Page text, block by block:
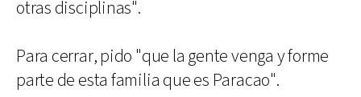
otras disciplinas".
Para cerrar, pido "que la gente venga y forme
parte de esta familia que es Paracao".